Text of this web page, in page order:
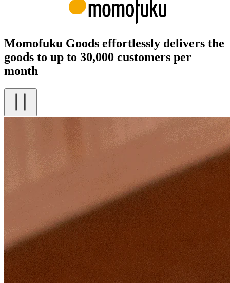
Momofuku Goods effortlessly delivers the
goods to up to 30,000 customers per
month